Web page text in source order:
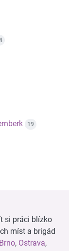
19
si práci blízko
míst a brigád
Brno, Ostrava,